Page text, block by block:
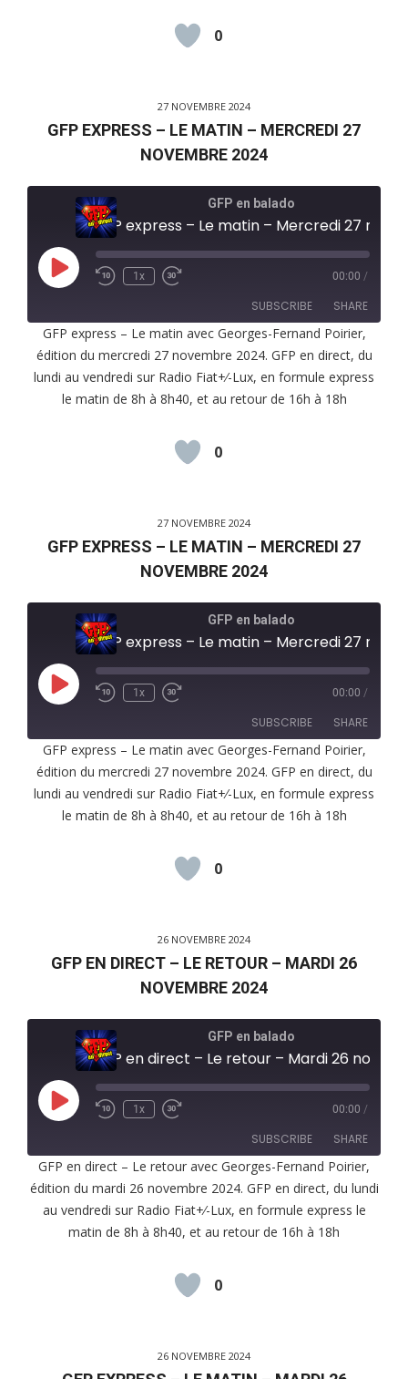
0
27 NOVEMBRE 2024
GFP EXPRESS – LE MATIN – MERCREDI 27
NOVEMBRE 2024
GFP en balado
Play
Episode
1x 00:00 /
SUBSCRIBE SHARE
RSS FEED
SHARE
LINK
GFP express – Le matin avec Georges-Fernand Poirier,
édition du mercredi 27 novembre 2024. GFP en direct, du
lundi au vendredi sur Radio Fiat+⁄-Lux, en formule express
le matin de 8h à 8h40, et au retour de 16h à 18h
0
27 NOVEMBRE 2024
GFP EXPRESS – LE MATIN – MERCREDI 27
NOVEMBRE 2024
GFP en balado
Play
Episode
1x 00:00 /
SUBSCRIBE SHARE
RSS FEED
SHARE
LINK
GFP express – Le matin avec Georges-Fernand Poirier,
édition du mercredi 27 novembre 2024. GFP en direct, du
lundi au vendredi sur Radio Fiat+⁄-Lux, en formule express
le matin de 8h à 8h40, et au retour de 16h à 18h
0
26 NOVEMBRE 2024
GFP EN DIRECT – LE RETOUR – MARDI 26
NOVEMBRE 2024
GFP en balado
Play
Episode
1x 00:00 /
SUBSCRIBE SHARE
RSS FEED
SHARE
LINK
GFP en direct – Le retour avec Georges-Fernand Poirier,
édition du mardi 26 novembre 2024. GFP en direct, du lundi
au vendredi sur Radio Fiat+⁄-Lux, en formule express le
matin de 8h à 8h40, et au retour de 16h à 18h
0
26 NOVEMBRE 2024